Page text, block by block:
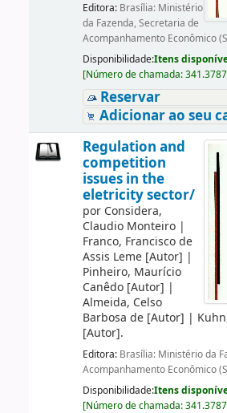
Editora: Brasília: Ministério
da Fazenda, Secretaria de
Acompanhamento Econômico
Disponibilidade:Itens
[Número de chamada:
Reservar
Adicionar ao seu
Regulation and
competition
issues in the
eletricity sector/
por Considera,
Claudio Monteiro|
Franco, Francisco de
Assis Leme[Autor] |
Pinheiro, Maurício
Canêdo[Autor] |
Almeida, Celso
Barbosa de[Autor] |
[Autor].
Editora: Brasília: Ministério da
Acompanhamento Econômico
Disponibilidade:Itens
[Número de chamada: